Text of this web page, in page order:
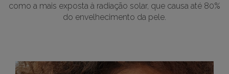
como a mais exposta à radiação solar, que causa até 80%
do envelhecimento da pele.